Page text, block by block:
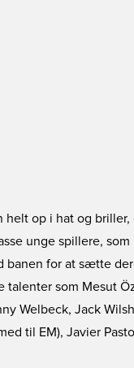
helt op i hat og
unge spillere,
banen for at sætte
talenter som Mesut
Welbeck, Jack
til EM), Javier